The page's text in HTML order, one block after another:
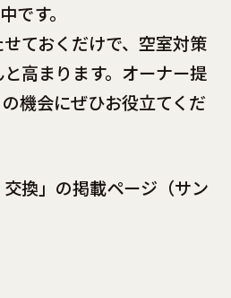
です。
ておくだけで、空室対策
高まります。オーナー提
機会にぜひお役立てくだ
換」の掲載ページ（サン